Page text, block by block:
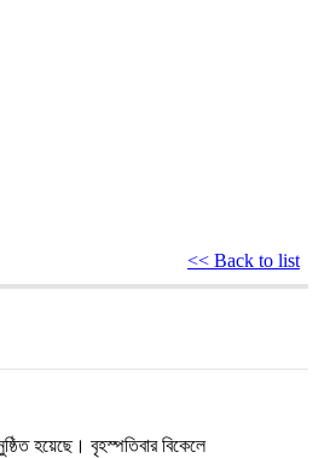
<< Back to list
হয়েছে। বৃহস্পতিবার বিকেলে